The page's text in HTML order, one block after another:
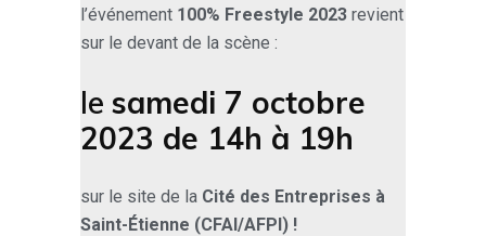
l’événement 100% Freestyle 2023 revient
sur le devant de la scène :
le samedi 7 octobre
2023 de 14h à 19h
sur le site de la Cité des Entreprises à
Saint-Étienne (CFAI/AFPI) !